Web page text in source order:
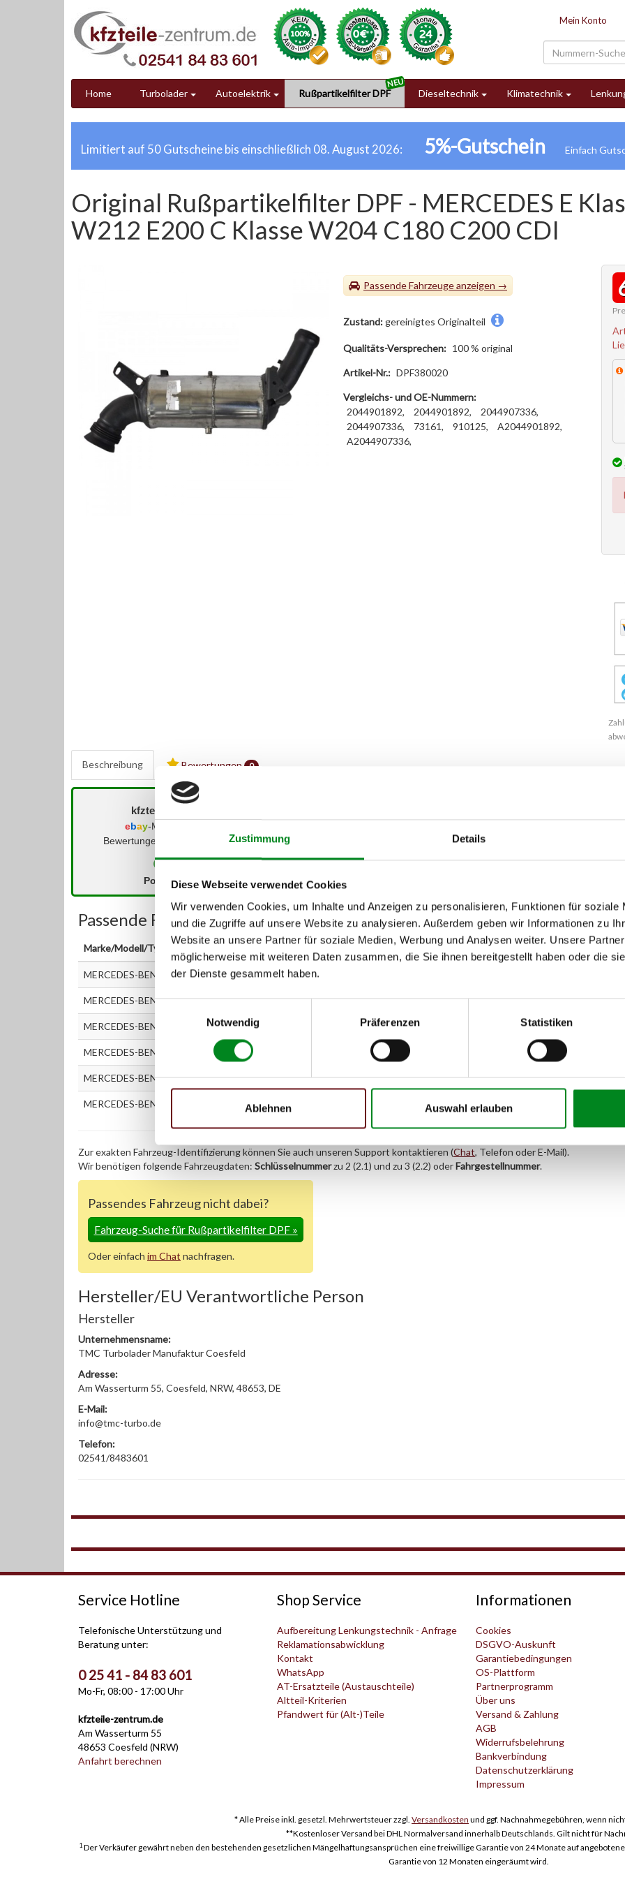
Zustimmung Details
Diese Webseite verwendet Cookies
Wir verwenden Cookies, um Inhalte und Anzeigen zu personalisieren, Funktionen für soziale
und die Zugriffe auf unsere Website zu analysieren. Außerdem geben wir Informationen zu
Website an unsere Partner für soziale Medien, Werbung und Analysen weiter. Unsere
möglicherweise mit weiteren Daten zusammen, die Sie ihnen bereitgestellt haben oder die
der Dienste gesammelt haben.
Einwilligungsauswahl
Notwendig
Präferenzen Statistiken
Ablehnen Auswahl erlauben
Mein Konto
Home Turbolader Autoelektrik Rußpartikelfilter DPF Dieseltechnik Klimatechnik
Limitiert auf 50 Gutscheine bis einschließlich 08. August 2026: 5%-Gutschein
Original Rußpartikelfilter DPF - MERCEDES E
W212 E200 C Klasse W204 C180 C200 CDI
Passende Fahrzeuge
Zustand: gereinigtes Originalteil
Qualitäts-Versprechen: 100 % original
Artikel-Nr.: DPF380020
Vergleichs- und OE-Nummern:
2044901892,
2044901892,
2044907336,
2044907336,
73161, 910125,
A2044901892,
A2044907336,
Beschreibung Bewertungen 0
kfzteile-zentrum (
ebay-Mitglied seit 08/2006
Bewertungen der letzten 12 Monate:
Positiv Neutral
% POSITIV
Passende Fahrzeuge:
Marke/Modell/Typ von
MERCEDES-BENZ C-KLASSE (W204) C 180 CDI (204.000)
MERCEDES-BENZ C-KLASSE (W204) C 200 CDI (204.001) 01.2011
MERCEDES-BENZ C-KLASSE Kombi (S204) C 180 CDI (204.200)
MERCEDES-BENZ C-KLASSE Kombi (S204) C 200 CDI (204.201)
MERCEDES-BENZ E-KLASSE (W212) E 200 CDI / BlueTEC (212.005, 212.006) 01.2009
MERCEDES-BENZ E-KLASSE Kombi (S212) E 200 CDI / BlueTEC (212.205, 212.206)
Zur exakten Fahrzeug-Identifizierung können Sie auch unseren Support kontaktieren (Chat, Telefon oder E-Mail).
Wir benötigen folgende Fahrzeugdaten: Schlüsselnummerzu 2 (2.1) und zu 3 (2.2) oderFahrgestellnummer.
Passendes Fahrzeug nicht dabei?
Fahrzeug-Suche für Rußpartikelfilter DPF»
Oder einfach im Chat nachfragen.
Hersteller/EU Verantwortliche Person
Hersteller
Unternehmensname:
TMC Turbolader Manufaktur Coesfeld
Adresse:
Am Wasserturm 55, Coesfeld, NRW, 48653, DE
E-Mail:
info@tmc-turbo.de
Telefon:
02541/8483601
Service Hotline
Telefonische Unterstützung und
Beratung unter:
0 25 41 - 84 83 601
Mo-Fr, 08:00 - 17:00 Uhr
kfzteile-zentrum.de
Am Wasserturm 55
48653 Coesfeld (NRW)
Anfahrt berechnen
Shop Service
Aufbereitung Lenkungstechnik - Anfrage
Reklamationsabwicklung
Kontakt
WhatsApp
AT-Ersatzteile (Austauschteile)
Altteil-Kriterien
Pfandwert für (Alt-)Teile
Informationen
Cookies
DSGVO-Auskunft
Garantiebedingungen
OS-Plattform
Partnerprogramm
Über uns
Versand & Zahlung
AGB
Widerrufsbelehrung
Bankverbindung
Datenschutzerklärung
Impressum
* Alle Preise inkl. gesetzl. Mehrwertsteuer zzgl. Versandkosten und ggf. Nachnahmegebühren, wenn
**Kostenloser Versand bei DHL Normalversand innerhalb Deutschlands. Gilt nicht für
1Der Verkäufer gewährt neben den bestehenden gesetzlichen Mängelhaftungsansprüchen eine freiwillige Garantie von 24 Monate auf
Garantie von 12 Monaten eingeräumt wird.